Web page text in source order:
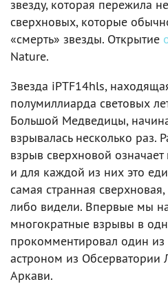
звезду, которая пережила
сверхновых, которые
«смерть» звезды. Открытие
Nature.
Звезда iPTF14hls,
полумиллиарда световых
Большой Медведицы,
взрывалась несколько раз.
взрыв сверхновой
и для каждой из них это
самая странная
либо видели. Впервые мы
многократные взрывы в
прокомментировал один из
астроном из Обсерватории
Аркави.